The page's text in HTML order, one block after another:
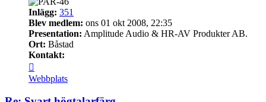
Inlägg: 351
Blev medlem: ons 01 okt 2008, 22:35
Presentation: Amplitude Audio & HR-AV Produkter AB.
Ort: Båstad
Kontakt:
Daniel
Ravald
Webbplats